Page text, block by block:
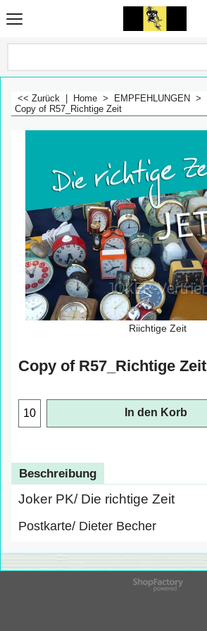
<< Zurück Home > EMPFEHLUNGEN >
Copy of R57_Richtige Zeit
Riichtige Zeit
Copy of R57_Richtige Zeit
In den Korb
Beschreibung
Joker PK/ Die richtige Zeit
Postkarte/ Dieter Becher
WebShop erstellt mit
ShopFactory Shop